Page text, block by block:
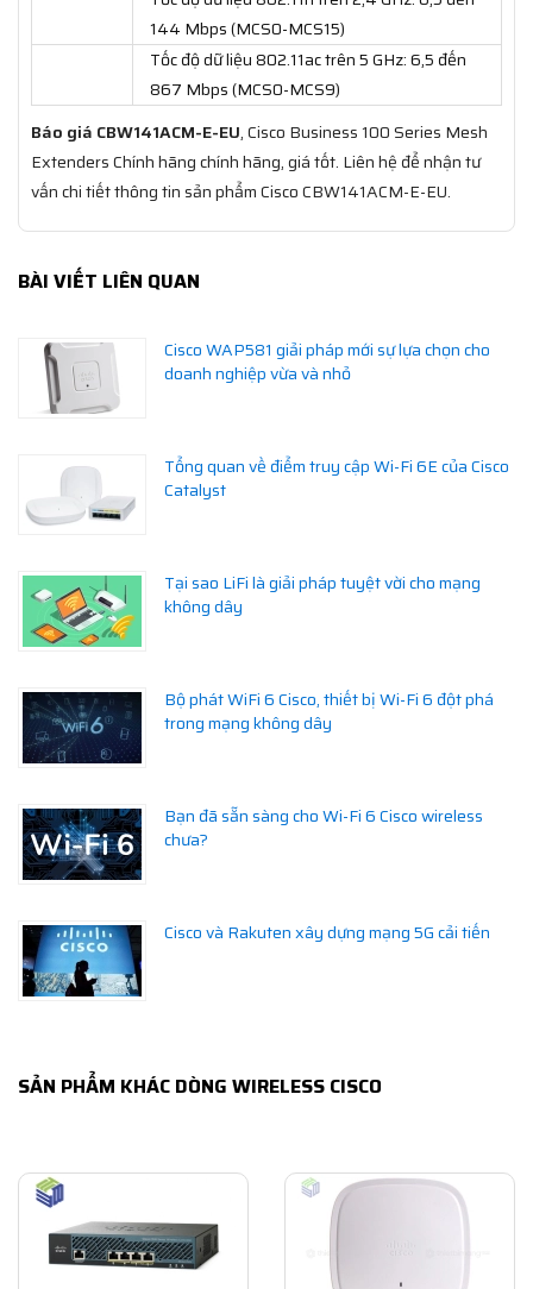
144 Mbps (MCS0-MCS15)
Tốc độ dữ liệu 802.11ac trên 5 GHz: 6,5 đến
867 Mbps (MCS0-MCS9)
Báo giá CBW141ACM-E-EU, Cisco Business 100 Series Mesh
Extenders Chính hãng chính hãng, giá tốt. Liên hệ để nhận tư
vấn chi tiết thông tin sản phẩm Cisco CBW141ACM-E-EU.
BÀI VIẾT LIÊN QUAN
Cisco WAP581 giải pháp mới sự lựa chọn cho
doanh nghiệp vừa và nhỏ
Tổng quan về điểm truy cập Wi-Fi 6E của Cisco
Catalyst
Tại sao LiFi là giải pháp tuyệt vời cho mạng
không dây
Bộ phát WiFi 6 Cisco, thiết bị Wi-Fi 6 đột phá
trong mạng không dây
Bạn đã sẵn sàng cho Wi-Fi 6 Cisco wireless
chưa?
Cisco và Rakuten xây dựng mạng 5G cải tiến
SẢN PHẨM KHÁC DÒNG WIRELESS CISCO